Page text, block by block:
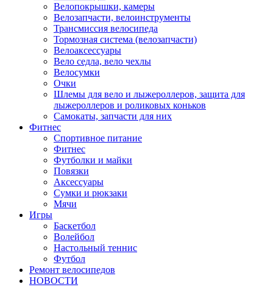
Велопокрышки, камеры
Велозапчасти, велоинструменты
Трансмиссия велосипеда
Тормозная система (велозапчасти)
Велоаксессуары
Вело седла, вело чехлы
Велосумки
Очки
Шлемы для вело и лыжероллеров, защита для
лыжероллеров и роликовых коньков
Самокаты, запчасти для них
Фитнес
Спортивное питание
Фитнес
Футболки и майки
Повязки
Аксессуары
Сумки и рюкзаки
Мячи
Игры
Баскетбол
Волейбол
Настольный теннис
Футбол
Ремонт велосипедов
НОВОСТИ